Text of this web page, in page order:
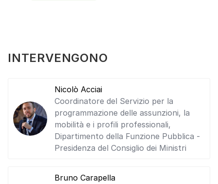
INTERVENGONO
Nicolò Acciai
Coordinatore del Servizio per la
programmazione delle assunzioni, la
mobilità e i profili professionali,
Dipartimento della Funzione Pubblica -
Presidenza del Consiglio dei Ministri
Bruno Carapella